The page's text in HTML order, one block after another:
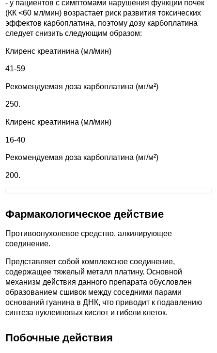
- у пациентов с симптомами нарушения функции почек
(КК <60 мл/мин) возрастает риск развития токсических
эффектов карбоплатина, поэтому дозу карбоплатина
следует снизить следующим образом:
Клиренс креатинина (мл/мин)
41-59
Рекомендуемая доза карбоплатина (мг/м²)
250.
Клиренс креатинина (мл/мин)
16-40
Рекомендуемая доза карбоплатина (мг/м²)
200.
Фармакологическое действие
Противоопухолевое средство, алкилирующее
соединение.
Представляет собой комплексное соединение,
содержащее тяжелый металл платину. Основной
механизм действия данного препарата обусловлен
образованием сшивок между соседними парами
оснований гуанина в ДНК, что приводит к подавлению
синтеза нуклеиновых кислот и гибели клеток.
Побочные действия